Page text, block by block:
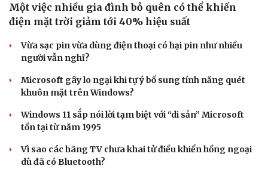
Một việc nhiều gia đình bỏ quên có thể khiến
điện mặt trời giảm tới 40% hiệu suất
Vừa sạc pin vừa dùng điện thoại có hại pin như nhiều
người vẫn nghĩ?
Microsoft gây lo ngại khi tự ý bổ sung tính năng quét
khuôn mặt trên Windows?
Windows 11 sắp nói lời tạm biệt với “di sản” Microsoft
tồn tại từ năm 1995
Vì sao các hãng TV chưa khai tử điều khiển hồng ngoại
dù đã có Bluetooth?